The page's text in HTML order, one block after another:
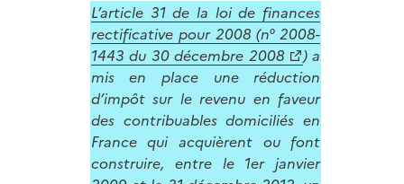
L’article 31 de la loi de finances
rectificative pour 2008 (n° 2008-
1443 du 30 décembre 2008
) a
mis en place une réduction
d’impôt sur le revenu en faveur
des contribuables domiciliés en
France qui acquièrent ou font
construire, entre le 1er janvier